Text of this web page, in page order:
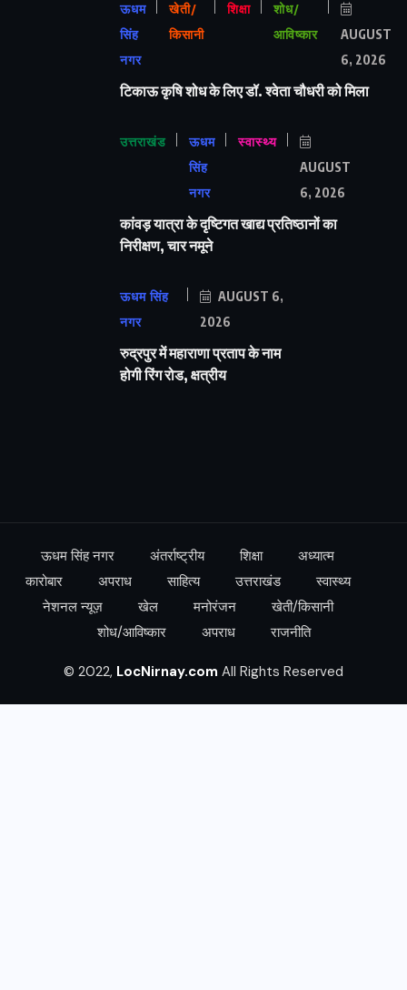
ऊधम
सिंह
नगर
खेती/
किसानी
शिक्षा
शोध/
आविष्कार
AUGUST
6, 2026
टिकाऊ कृषि शोध के लिए डॉ. श्वेता चौधरी को मिला
उत्तराखंड
ऊधम
सिंह
नगर
स्वास्थ्य
AUGUST
6, 2026
कांवड़ यात्रा के दृष्टिगत खाद्य प्रतिष्ठानों का
निरीक्षण, चार नमूने
ऊधम सिंह
नगर
AUGUST 6,
2026
रुद्रपुर में महाराणा प्रताप के नाम
होगी रिंग रोड, क्षत्रीय
ऊधम सिंह नगर अंतर्राष्ट्रीय शिक्षा
अध्यात्म
कारोबार
अपराध साहित्य उत्तराखंड
स्वास्थ्य
नेशनल न्यूज़
खेल मनोरंजन
खेती/किसानी
शोध/आविष्कार
अपराध राजनीति
© 2022, LocNirnay.com All Rights Reserved